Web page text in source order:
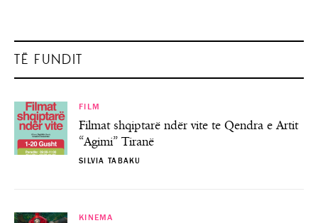
TË FUNDIT
FILM
Filmat shqiptarë ndër vite te Qendra e Artit
“Agimi” Tiranë
SILVIA TABAKU
KINEMA